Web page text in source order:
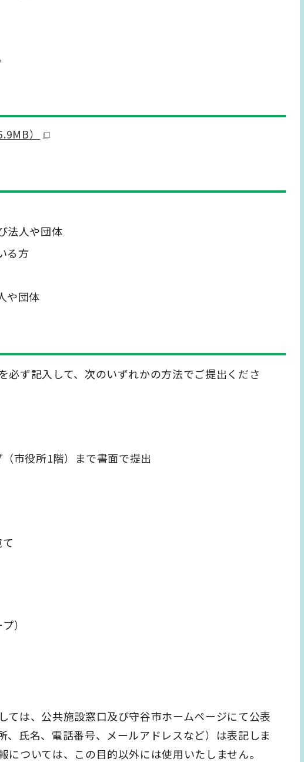
）
法人や団体
る方
や団体
必ず記入して、次のいずれかの方法でご提出くださ
市役所1階）まで書面で提出
）
ては、公共施設窓口及び守谷市ホームページにて公表
、氏名、電話番号、メールアドレスなど）は表記しま
ついては、この目的以外には使用いたしません。